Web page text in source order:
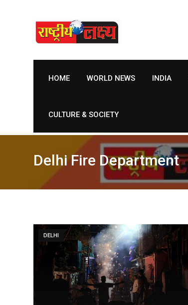
HOME WORLD NEWS INDIA
CULTURE & SOCIETY
Delhi Fire Department
DELHI